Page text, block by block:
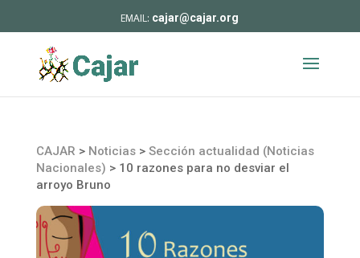
cajar@cajar.org
CAJAR > Noticias> Sección actualidad (Noticias
Nacionales) > 10 razones para no desviar el
arroyo Bruno